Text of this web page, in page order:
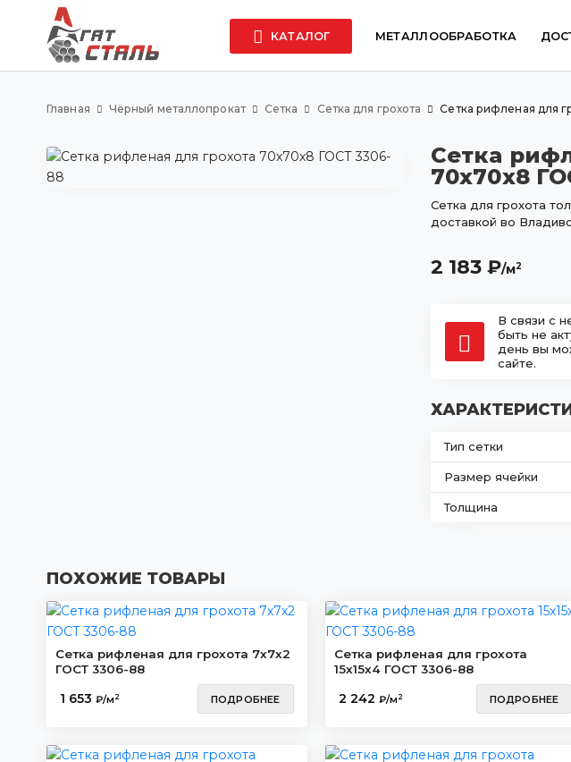
КАТАЛОГ МЕТАЛЛООБРАБОТКА
Главная Чёрный металлопрокат Сетка Сетка для грохота Сетка рифленая для
Сетка
70х70х8
Сетка для грохота
доставкой во
2 183 ₽/м2
В связи с
быть не
день вы
сайте.
Тип сетки
Размер ячейки
Толщина
ПОХОЖИЕ ТОВАРЫ
Сетка рифленая для грохота 7х7х2
ГОСТ 3306-88
1 653 ₽/м 2 ПОДРОБНЕЕ
Сетка рифленая для грохота
15х15х4 ГОСТ 3306-88
2 242 ₽/м 2 ПОДРОБНЕЕ